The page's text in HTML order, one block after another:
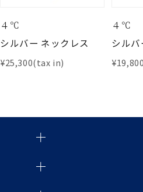
４℃
シルバー ネックレス
¥25,300(tax in)
４℃
シル